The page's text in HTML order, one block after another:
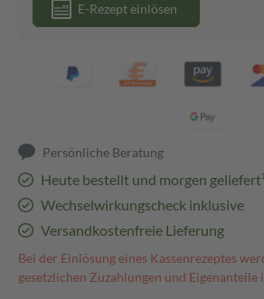
E-Rezept einlösen
Persönliche Beratung
Heute bestellt und morgen
Wechselwirkungscheck inklusive
Versandkostenfreie Lieferung
Bei der Einlösung eines Kassenrezeptes
gesetzlichen Zuzahlungen und Eigenanteile